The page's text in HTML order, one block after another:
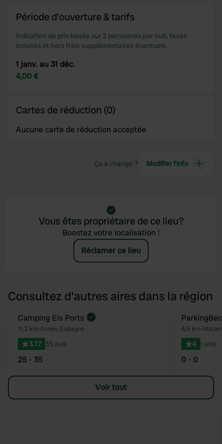
Période d'ouverture & tarifs
Indication de prix basée sur 2 personnes par nuit, taxes
incluses et hors frais supplémentaires éventuels.
1 janv. au 31 déc.
4,00 €
Cartes de réduction (0)
Aucune carte de réduction acceptée
Ça a changé ? Modifier l’info
Vous êtes propriétaire de ce lieu?
Boostez votre localisation !
Réclamer ce lieu
Consultez d'autres aires dans la région
Préféré
Reserve maintenant
Camping Els Ports
11,2 km•Arnes, Espagne
3.77 35 avis
25 - 35
4,9 km•
4 1 avis
0 - 0
Voir tout